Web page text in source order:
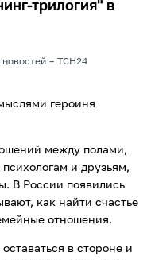
трилогия" в
ТСН24
героиня
между полами,
и друзьям,
В России появились
как найти счастье
отношения.
в стороне и